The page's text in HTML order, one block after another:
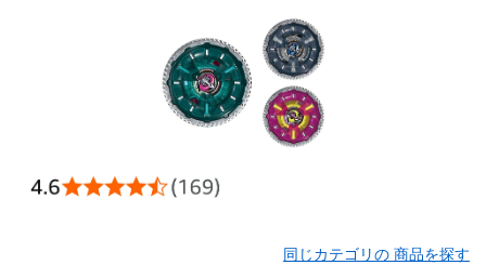
同じカテゴリの 商品を探す